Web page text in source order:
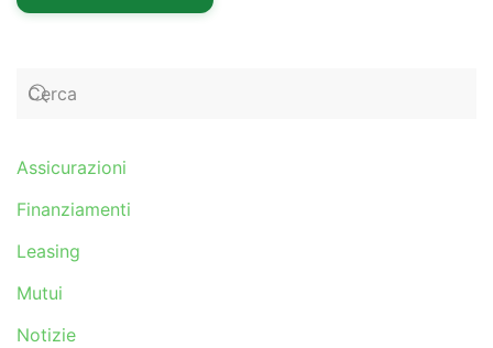
Assicurazioni
Finanziamenti
Leasing
Mutui
Notizie